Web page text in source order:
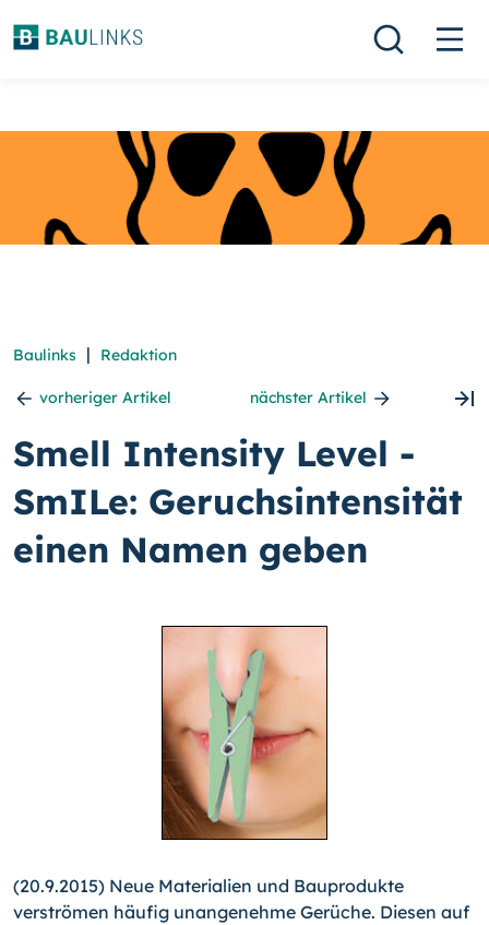
Baulinks | Redaktion
vorheriger Artikel nächster Artikel
Smell Intensity Level -
SmILe: Geruchsintensität
einen Namen geben
(20.9.2015) Neue Materialien und Bauprodukte
verströmen häufig unangenehme Gerüche. Diesen auf